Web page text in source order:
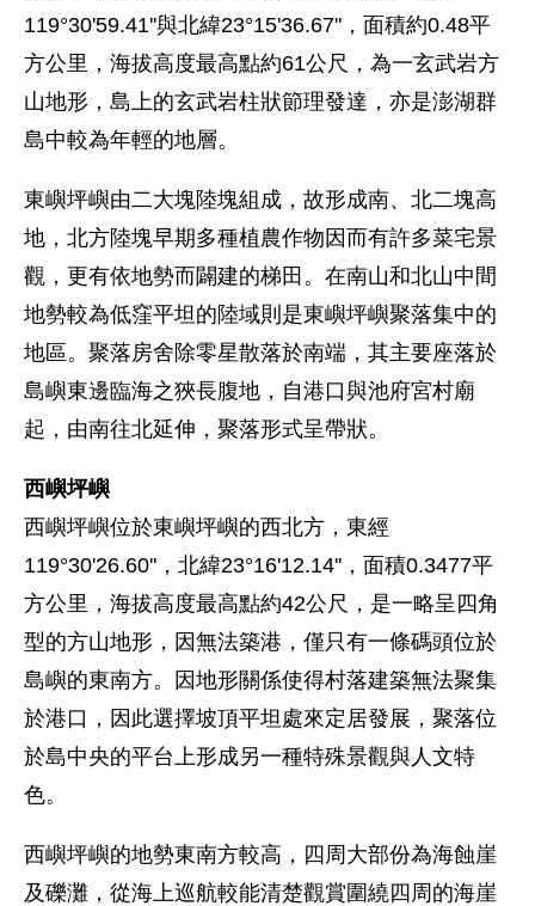
119°30'59.41''與北緯23°15'36.67''，面積約0.48平
方公里，海拔高度最高點約61公尺，為一玄武岩方
山地形，島上的玄武岩柱狀節理發達，亦是澎湖群
島中較為年輕的地層。
東嶼坪嶼由二大塊陸塊組成，故形成南、北二塊高
地，北方陸塊早期多種植農作物因而有許多菜宅景
觀，更有依地勢而闢建的梯田。在南山和北山中間
地勢較為低窪平坦的陸域則是東嶼坪嶼聚落集中的
地區。聚落房舍除零星散落於南端，其主要座落於
島嶼東邊臨海之狹長腹地，自港口與池府宮村廟
起，由南往北延伸，聚落形式呈帶狀。
西嶼坪嶼
西嶼坪嶼位於東嶼坪嶼的西北方，東經
119°30'26.60''，北緯23°16'12.14''，面積0.3477平
方公里，海拔高度最高點約42公尺，是一略呈四角
型的方山地形，因無法築港，僅只有一條碼頭位於
島嶼的東南方。因地形關係使得村落建築無法聚集
於港口，因此選擇坡頂平坦處來定居發展，聚落位
於島中央的平台上形成另一種特殊景觀與人文特
色。
西嶼坪嶼的地勢東南方較高，四周大部份為海蝕崖
及礫灘，從海上巡航較能清楚觀賞圍繞四周的海崖